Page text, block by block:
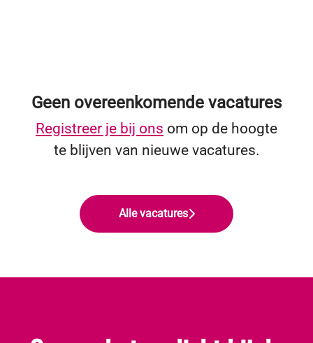
Geen overeenkomende vacatures
Registreer je bij ons om op de hoogte
te blijven van nieuwe vacatures.
Alle vacatures